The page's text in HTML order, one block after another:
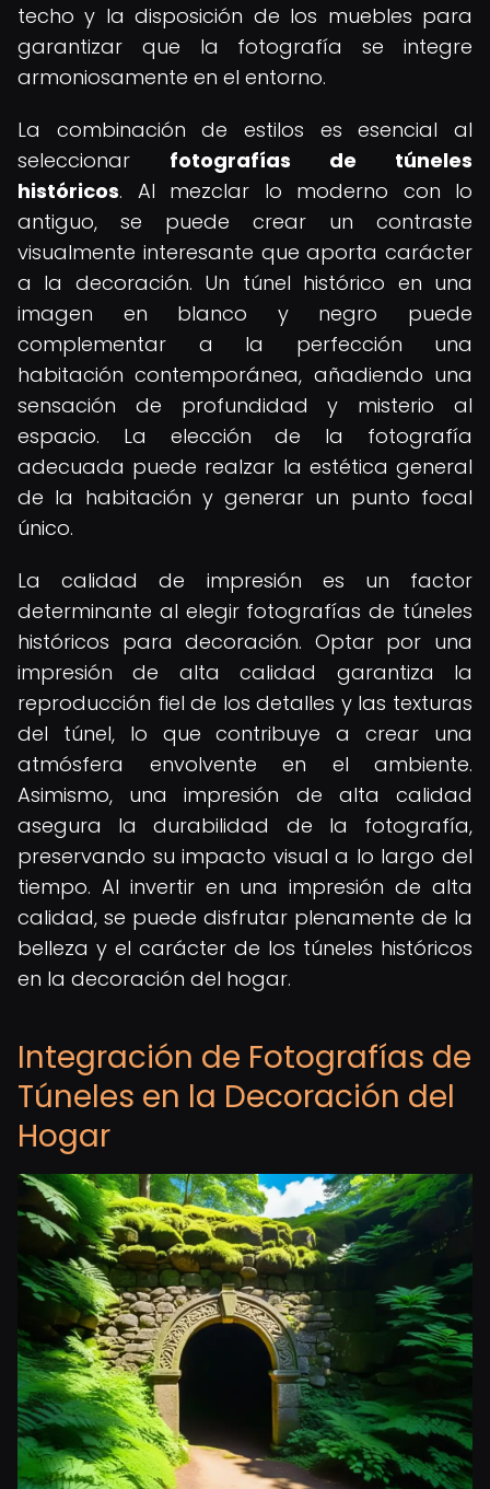
techo y la disposición de los muebles para
garantizar que la fotografía se integre
armoniosamente en el entorno.
La combinación de estilos es esencial al
seleccionar fotografías de túneles
históricos. Al mezclar lo moderno con lo
antiguo, se puede crear un contraste
visualmente interesante que aporta carácter
a la decoración. Un túnel histórico en una
imagen en blanco y negro puede
complementar a la perfección una
habitación contemporánea, añadiendo una
sensación de profundidad y misterio al
espacio. La elección de la fotografía
adecuada puede realzar la estética general
de la habitación y generar un punto focal
único.
La calidad de impresión es un factor
determinante al elegir fotografías de túneles
históricos para decoración. Optar por una
impresión de alta calidad garantiza la
reproducción fiel de los detalles y las texturas
del túnel, lo que contribuye a crear una
atmósfera envolvente en el ambiente.
Asimismo, una impresión de alta calidad
asegura la durabilidad de la fotografía,
preservando su impacto visual a lo largo del
tiempo. Al invertir en una impresión de alta
calidad, se puede disfrutar plenamente de la
belleza y el carácter de los túneles históricos
en la decoración del hogar.
Integración de Fotografías de
Túneles en la Decoración del
Hogar